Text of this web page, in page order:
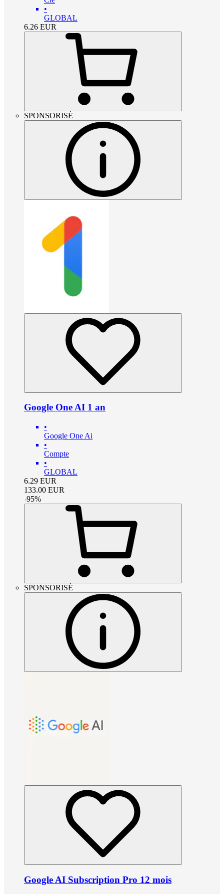
•
GLOBAL
6.26 EUR
SPONSORISÉ
Google One AI 1 an
•
Google One Ai
•
Compte
•
GLOBAL
6.29 EUR
133.00 EUR
-95%
SPONSORISÉ
Google AI Subscription Pro 12 mois